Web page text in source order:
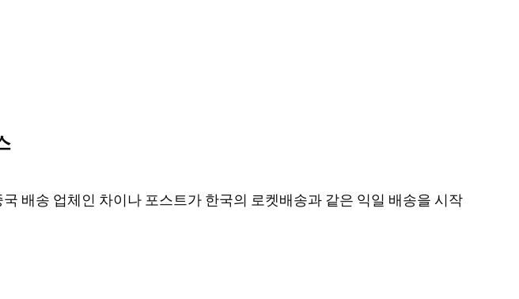
배송 업체인 차이나 포스트가 한국의 로켓배송과 같은 익일 배송을 시작